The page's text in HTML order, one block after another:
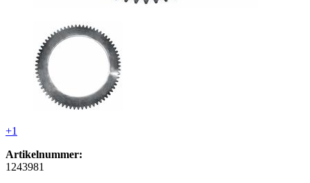
+1
Artikelnummer:
1243981